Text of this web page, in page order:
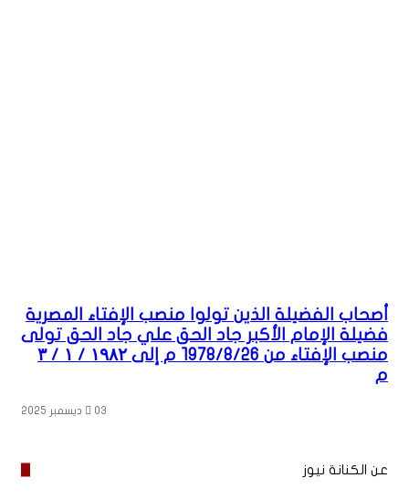
أصحاب الفضيلة الذين تولوا منصب الإفتاء المصرية
فضيلة الإمام الأكبر جاد الحق علي جاد الحق تولى
منصب الإفتاء من ١٩٧٨/٨/٢٦ م إلى ۱۹۸۲ / ۱ / ۳
م
03 ديسمبر 2025
عن الكنانة نيوز